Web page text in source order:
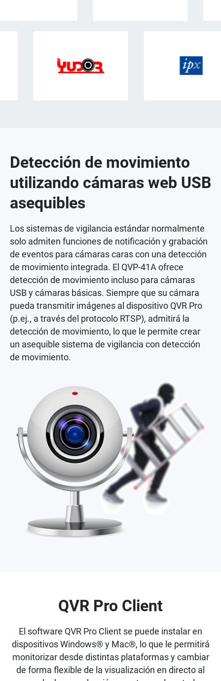
Detección de movimiento
utilizando cámaras web USB
asequibles
Los sistemas de vigilancia estándar normalmente
solo admiten funciones de notificación y grabación
de eventos para cámaras caras con una detección
de movimiento integrada. El QVP-41A ofrece
detección de movimiento incluso para cámaras
USB y cámaras básicas. Siempre que su cámara
pueda transmitir imágenes al dispositivo QVR Pro
(p.ej., a través del protocolo RTSP), admitirá la
detección de movimiento, lo que le permite crear
un asequible sistema de vigilancia con detección
de movimiento.
QVR Pro Client
El software QVR Pro Client se puede instalar en
dispositivos Windows® y Mac®, lo que le permitirá
monitorizar desde distintas plataformas y cambiar
de forma flexible de la visualización en directo al